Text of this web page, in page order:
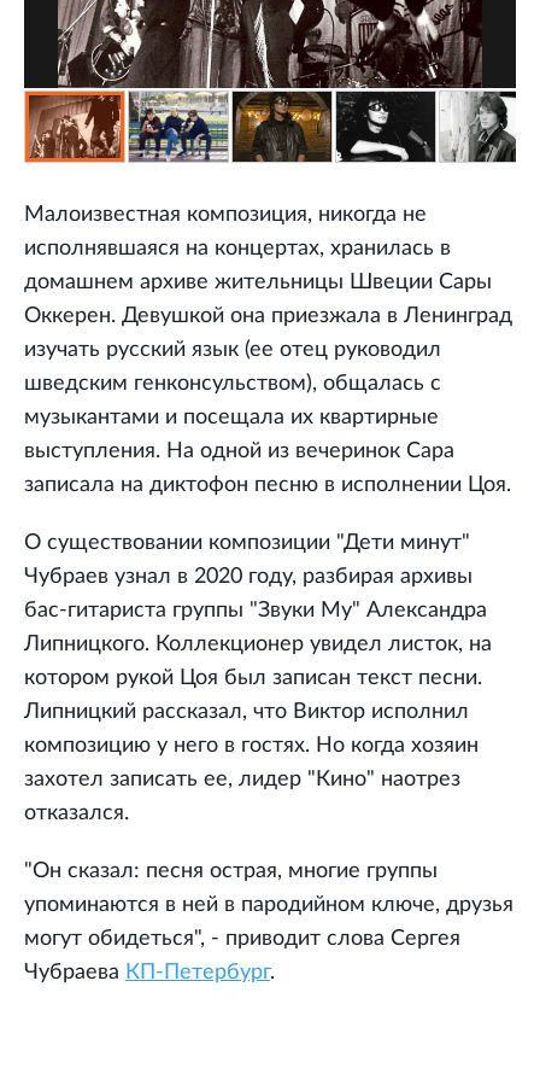
Малоизвестная композиция, никогда не
исполнявшаяся на концертах, хранилась в
домашнем архиве жительницы Швеции Сары
Оккерен. Девушкой она приезжала в Ленинград
изучать русский язык (ее отец руководил
шведским генконсульством), общалась с
музыкантами и посещала их квартирные
выступления. На одной из вечеринок Сара
записала на диктофон песню в исполнении Цоя.
О существовании композиции "Дети минут"
Чубраев узнал в 2020 году, разбирая архивы
бас-гитариста группы "Звуки Му" Александра
Липницкого. Коллекционер увидел листок, на
котором рукой Цоя был записан текст песни.
Липницкий рассказал, что Виктор исполнил
композицию у него в гостях. Но когда хозяин
захотел записать ее, лидер "Кино" наотрез
отказался.
"Он сказал: песня острая, многие группы
упоминаются в ней в пародийном ключе, друзья
могут обидеться", - приводит слова Сергея
Чубраева КП-Петербург.